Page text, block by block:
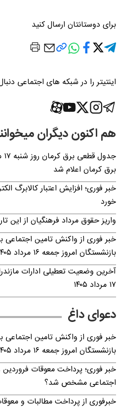
برای دوستانتان ارسال کنید
اینتیتر را در شبکه های اجتماعی
هم اکنون دیگران
برق کرمان اعلام شد
خورد
واریز حقوق مرداد فرهنگیان از این
خبر فوری از واکنش تامین اجتماعی
بازنشستگان امروز جمعه ۱۶ مرداد ۱۴۰۵
آخرین وضعیت تعطیلی ادارات
۱۷ مرداد ۱۴۰۵
دعوای داغ
خبر فوری از واکنش تامین اجتماعی
بازنشستگان امروز جمعه ۱۶ مرداد ۱۴۰۵
خبر فوری؛ پرداخت معوقات
اجتماعی مشخص شد؟
خبرفوری از پرداخت مطالبات و